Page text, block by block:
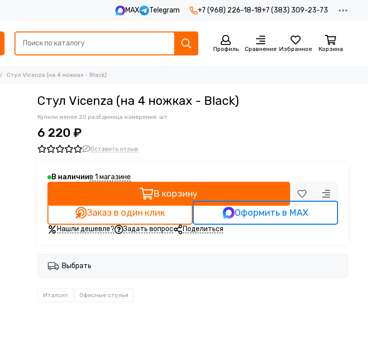
MAX Telegram +7 (968) 226-18-18+7 (383) 309-23-73
Профиль Сравнение Избранное Корзина
Стул Vicenza (на 4 ножках - Black)
Стул Vicenza (на 4 ножках - Black)
Купили менее 20 разЕдиница измерения: шт
6 220 ₽
Оставить отзыв
В наличиив 1 магазине
В корзину
Заказ в один клик
Оформить в MAX
Нашли дешевле? Задать вопрос Поделиться
Выбрать
Италсит Офисные стулья